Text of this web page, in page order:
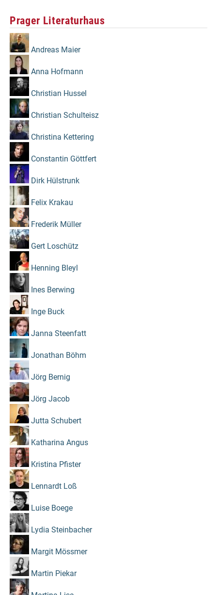
Prager Literaturhaus
Andreas Maier
Anna Hofmann
Christian Hussel
Christian Schulteisz
Christina Kettering
Constantin Göttfert
Dirk Hülstrunk
Felix Krakau
Frederik Müller
Gert Loschütz
Henning Bleyl
Ines Berwing
Inge Buck
Janna Steenfatt
Jonathan Böhm
Jörg Bernig
Jörg Jacob
Jutta Schubert
Katharina Angus
Kristina Pfister
Lennardt Loß
Luise Boege
Lydia Steinbacher
Margit Mössmer
Martin Piekar